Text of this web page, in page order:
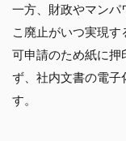
一方、財政やマンパ
こ廃止がいつ実現
可申請のため紙に押
ず、社内文書の電子
す。